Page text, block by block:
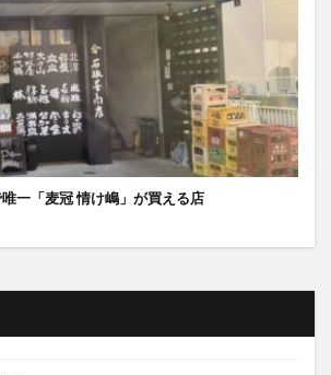
一「麦冠 情け嶋」が買える店